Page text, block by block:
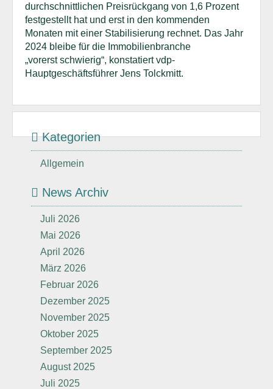
durchschnittlichen Preisrückgang von 1,6 Prozent
festgestellt hat und erst in den kommenden
Monaten mit einer Stabilisierung rechnet. Das Jahr
2024 bleibe für die Immobilienbranche
„vorerst schwierig“, konstatiert vdp-
Hauptgeschäftsführer Jens Tolckmitt.
Kategorien
Allgemein
News Archiv
Juli 2026
Mai 2026
April 2026
März 2026
Februar 2026
Dezember 2025
November 2025
Oktober 2025
September 2025
August 2025
Juli 2025